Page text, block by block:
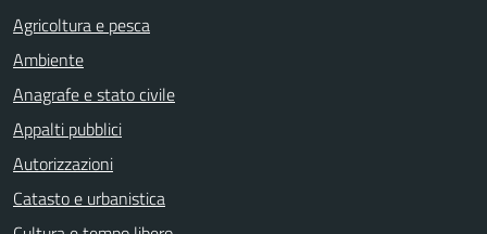
Agricoltura e pesca
Ambiente
Anagrafe e stato civile
Appalti pubblici
Autorizzazioni
Catasto e urbanistica